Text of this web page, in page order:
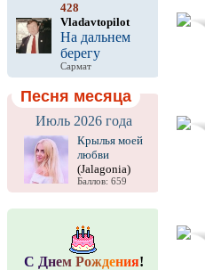
428
Vladavtopilot
На дальнем
берегу
Сармат
Песня месяца
Июль 2026 года
Крылья моей
любви
(Jalagonia)
Баллов: 659
С Днем Рождения!